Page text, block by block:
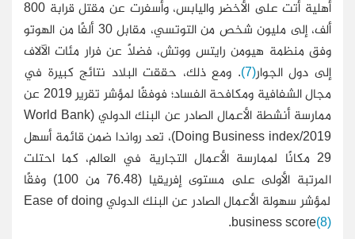
أهلية أتت على الأخضر واليابس، وأسفرت عن مقتل قرابة 800
ألف، إلى مليون شخص من التوتسي، مقابل 30 ألفًا من الهوتو
وفق منظمة هيومن رايتس ووتش، فضلًا عن فرار مئات الآلاف
إلى دول الجوار(7)
. ومع ذلك، حققت البلاد نتائج كبيرة في
مجال الشفافية ومكافحة الفساد؛ فوفقًا لمؤشر تقرير 2019 عن
ممارسة أنشطة الأعمال الصادر عن البنك الدولي (World Bank
Doing Business index/2019)، تعد رواندا ضمن قائمة أسهل
29 مكانًا لممارسة الأعمال التجارية في العالم، كما احتلت
المرتبة الأولى على مستوى إفريقيا (76.48 من 100) وفقًا
لمؤشر سهولة الأعمال الصادر عن البنك الدولي Ease of doing
business score(8)
.